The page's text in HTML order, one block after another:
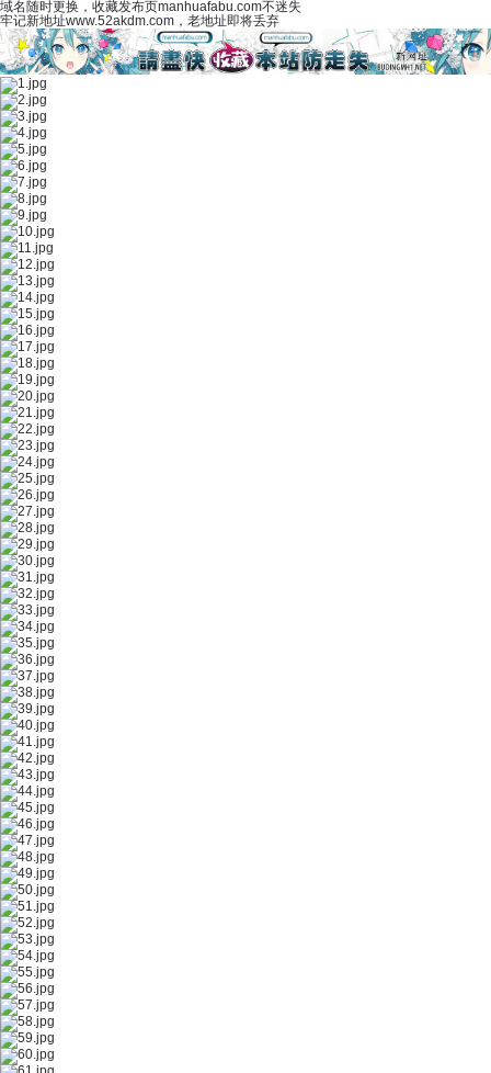
域名随时更换，收藏发布页manhuafabu.com不迷失
牢记新地址www.52akdm.com，老地址即将丢弃